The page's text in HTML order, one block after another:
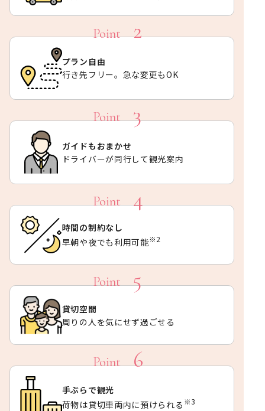
プラン自由
行き先フリー。急な変更もOK
ガイドもおまかせ
ドライバーが同行して観光案内
時間の制約なし
早朝や夜でも利用可能※2
貸切空間
周りの人を気にせず過ごせる
手ぶらで観光
荷物は貸切車両内に預けられる ※3